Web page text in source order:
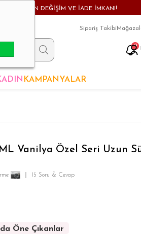
DEĞİŞİM VE İADE İMKANI!
9
Sipariş Takibi
KAMPANYALAR
Vanilya Özel Seri Uzun
15 Soru & Cevap
Öne Çıkanlar